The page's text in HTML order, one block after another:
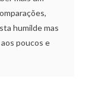
humilde mas
poucos e